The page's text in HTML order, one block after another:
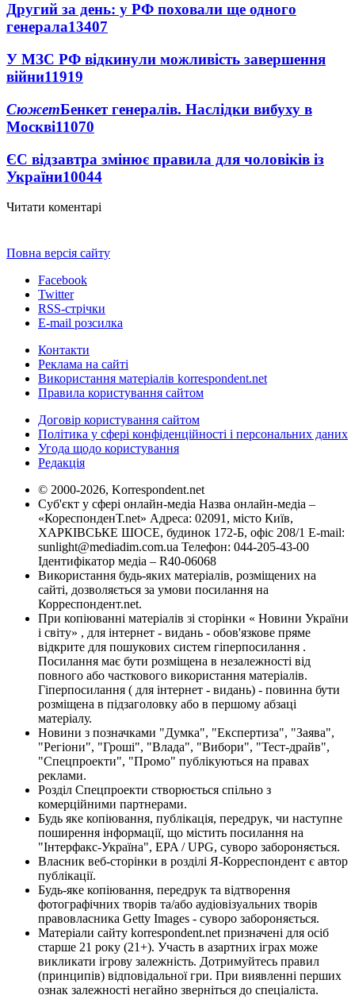
Другий за день: у РФ поховали ще одного
генерала13407
У МЗС РФ відкинули можливість завершення
війни11919
СюжетБенкет генералів. Наслідки вибуху в
Москві11070
ЄС відзавтра змінює правила для чоловіків із
України10044
Читати коментарі
Повна версія сайту
Facebook
Twitter
RSS-стрічки
E-mail розсилка
Контакти
Реклама на сайті
Використання матеріалів korrespondent.net
Правила користування сайтом
Договір користування сайтом
Політика у сфері конфіденційності і персональних даних
Угода щодо користування
Редакція
© 2000-2026, Korrespondent.net
Суб'єкт у сфері онлайн-медіа Назва онлайн-медіа –
«КореспонденТ.net» Адреса: 02091, місто Київ,
ХАРКІВСЬКЕ ШОСЕ, будинок 172-Б, офіс 208/1 E-mail:
sunlight@mediadim.com.ua Телефон: 044-205-43-00
Ідентифікатор медіа – R40-06068
Використання будь-яких матеріалів, розміщених на
сайті, дозволяється за умови посилання на
Корреспондент.net.
При копіюванні матеріалів зі сторінки « Новини України
і світу» , для інтернет - видань - обов'язкове пряме
відкрите для пошукових систем гіперпосилання .
Посилання має бути розміщена в незалежності від
повного або часткового використання матеріалів.
Гіперпосилання ( для інтернет - видань) - повинна бути
розміщена в підзаголовку або в першому абзаці
матеріалу.
Новини з позначками "Думка", "Експертиза", "Заява",
"Регіони", "Гроші", "Влада", "Вибори", "Тест-драйв",
"Спецпроекти", "Промо" публікуються на правах
реклами.
Розділ Спецпроекти створюється спільно з
комерційними партнерами.
Будь яке копіювання, публікація, передрук, чи наступне
поширення інформації, що містить посилання на
"Інтерфакс-Україна", EPA / UPG, суворо забороняється.
Власник веб-сторінки в розділі Я-Корреспондент є автор
публікації.
Будь-яке копіювання, передрук та відтворення
фотографічних творів та/або аудіовізуальних творів
правовласника Getty Images - суворо забороняється.
Матеріали сайту korrespondent.net призначені для осіб
старше 21 року (21+). Участь в азартних іграх може
викликати ігрову залежність. Дотримуйтесь правил
(принципів) відповідальної гри. При виявленні перших
ознак залежності негайно зверніться до спеціаліста.